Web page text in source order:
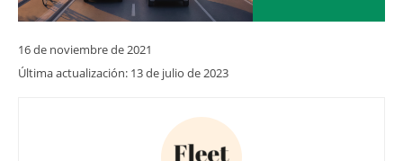
16 de noviembre de 2021
Última actualización: 13 de julio de 2023